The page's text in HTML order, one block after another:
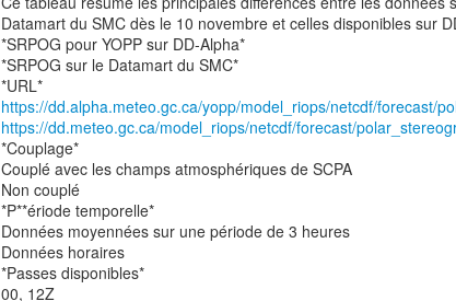
Datamart du SMC dès le 10 novembre et celles disponibles sur
*SRPOG pour YOPP sur DD-Alpha*
*SRPOG sur le Datamart du SMC*
https://dd.alpha.meteo.gc.ca/yopp/model_riops/netcdf/forecast/
https://dd.meteo.gc.ca/model_riops/netcdf/forecast/
*Couplage*
Couplé avec les champs atmosphériques de SCPA
Non couplé
*P**ériode temporelle*
Données moyennées sur une période de 3 heures
Données horaires
*Passes disponibles*
00, 12Z